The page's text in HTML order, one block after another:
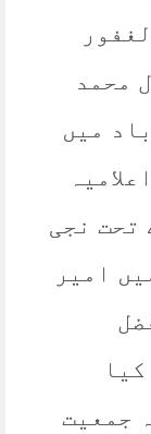
محمد
میں
تحت نجی
امیر
جمعیت